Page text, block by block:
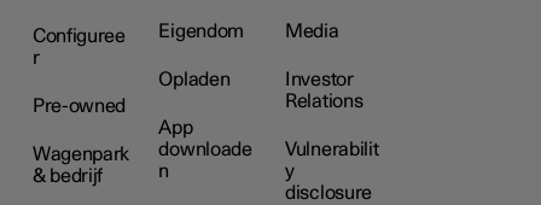
Configuree
r
Pre-owned
Wagenpark
& bedrijf
Eigendom
Opladen
App
downloade
n
Media
Investor
Relations
Vulnerabilit
y
disclosure